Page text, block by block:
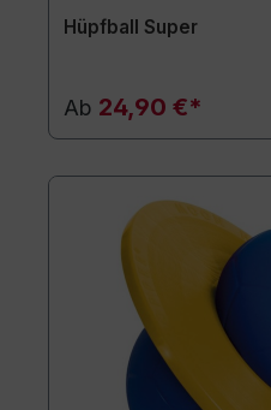
Hüpfball Super
Ab 24,90 €*